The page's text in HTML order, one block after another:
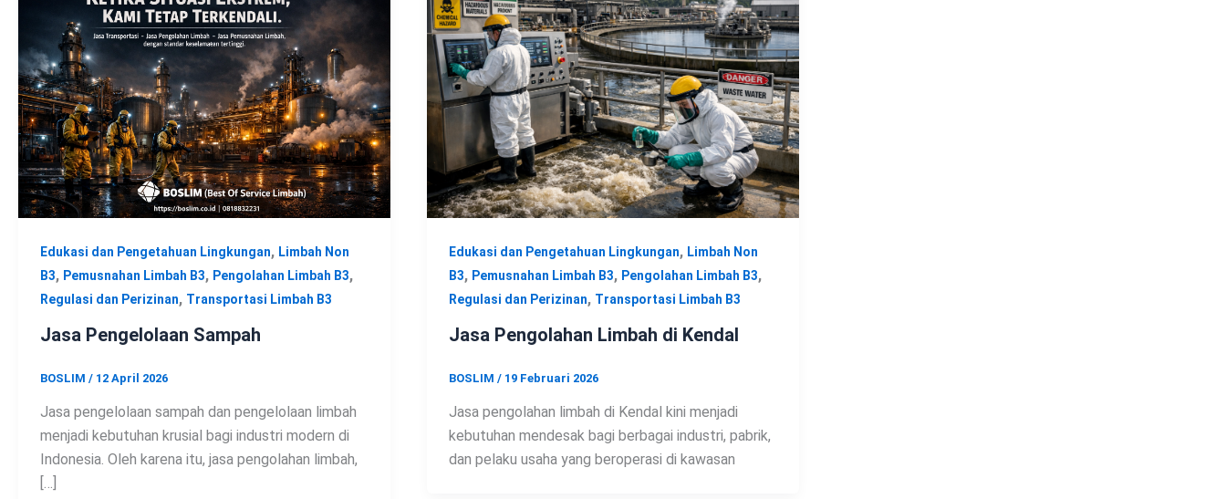
Edukasi dan Pengetahuan Lingkungan, Limbah Non
B3, Pemusnahan Limbah B3, Pengolahan Limbah B3,
Regulasi dan Perizinan, Transportasi Limbah B3
Jasa Pengelolaan Sampah
BOSLIM / 12 April 2026
Jasa pengelolaan sampah dan pengelolaan limbah
menjadi kebutuhan krusial bagi industri modern di
Indonesia. Oleh karena itu, jasa pengolahan limbah,
[…]
Edukasi dan Pengetahuan Lingkungan, Limbah Non
B3, Pemusnahan Limbah B3, Pengolahan Limbah B3,
Regulasi dan Perizinan, Transportasi Limbah B3
Jasa Pengolahan Limbah di Kendal
BOSLIM / 19 Februari 2026
Jasa pengolahan limbah di Kendal kini menjadi
kebutuhan mendesak bagi berbagai industri, pabrik,
dan pelaku usaha yang beroperasi di kawasan